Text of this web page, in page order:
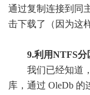
通过复制连接到同
击下载了（因为这
9.利用NTFS
我们已经知道，
库，通过 OleDb